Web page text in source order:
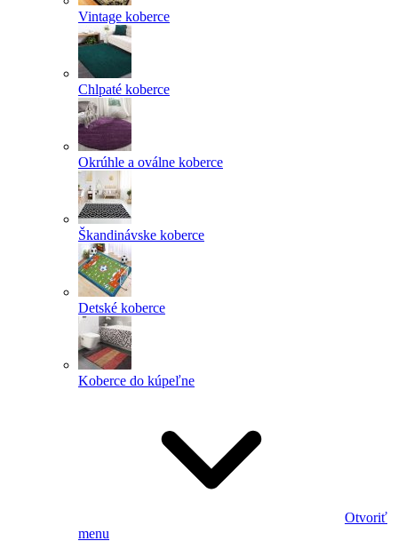
Vintage koberce
Chlpaté koberce
Okrúhle a oválne koberce
Škandinávske koberce
Detské koberce
Koberce do kúpeľne
Otvoriť
menu